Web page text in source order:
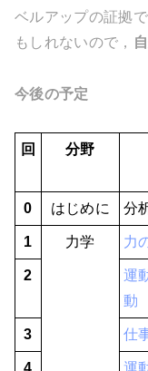
ベルアップの証拠
もしれないので，
今後の予定
回 分野
0 はじめに 分
1 力学 力
2
運
動
3 仕